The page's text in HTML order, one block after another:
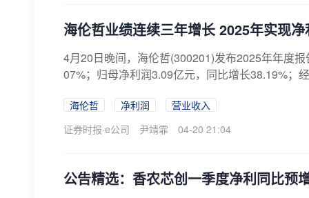
海伦哲业绩连续三年增长 2025年实现
4月20日晚间，海伦哲(300201)发布2025年年度
07%；归母净利润3.09亿元，同比增长38.19%；
海伦哲 净利润
营业收入
证券时报·e公司
尹靖霏 04-20 21:04
公告精选：香农芯创一季度净利同比